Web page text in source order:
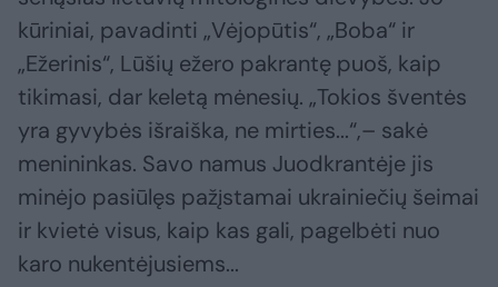
kūriniai, pavadinti „Vėjopūtis“, „Boba“ ir
„Ežerinis“, Lūšių ežero pakrantę puoš, kaip
tikimasi, dar keletą mėnesių. „Tokios šventės
yra gyvybės išraiška, ne mirties...“,– sakė
menininkas. Savo namus Juodkrantėje jis
minėjo pasiūlęs pažįstamai ukrainiečių šeimai
ir kvietė visus, kaip kas gali, pagelbėti nuo
karo nukentėjusiems...